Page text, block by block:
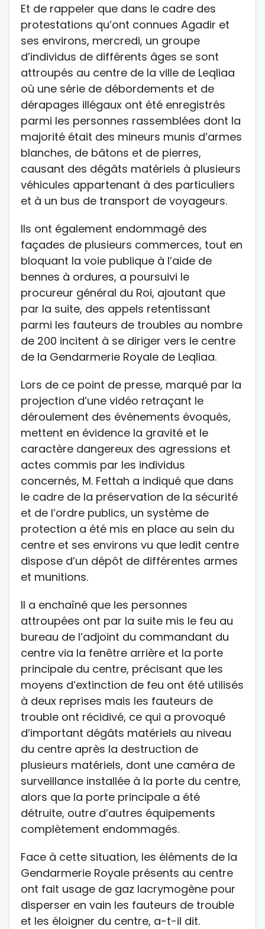
Et de rappeler que dans le cadre des
protestations qu’ont connues Agadir et
ses environs, mercredi, un groupe
d’individus de différents âges se sont
attroupés au centre de la ville de Leqliaa
où une série de débordements et de
dérapages illégaux ont été enregistrés
parmi les personnes rassemblées dont la
majorité était des mineurs munis d’armes
blanches, de bâtons et de pierres,
causant des dégâts matériels à plusieurs
véhicules appartenant à des particuliers
et à un bus de transport de voyageurs.
Ils ont également endommagé des
façades de plusieurs commerces, tout en
bloquant la voie publique à l’aide de
bennes à ordures, a poursuivi le
procureur général du Roi, ajoutant que
par la suite, des appels retentissant
parmi les fauteurs de troubles au nombre
de 200 incitent à se diriger vers le centre
de la Gendarmerie Royale de Leqliaa.
Lors de ce point de presse, marqué par la
projection d’une vidéo retraçant le
déroulement des événements évoqués,
mettent en évidence la gravité et le
caractère dangereux des agressions et
actes commis par les individus
concernés, M. Fettah a indiqué que dans
le cadre de la préservation de la sécurité
et de l’ordre publics, un système de
protection a été mis en place au sein du
centre et ses environs vu que ledit centre
dispose d’un dépôt de différentes armes
et munitions.
Il a enchaîné que les personnes
attroupées ont par la suite mis le feu au
bureau de l’adjoint du commandant du
centre via la fenêtre arrière et la porte
principale du centre, précisant que les
moyens d’extinction de feu ont été utilisés
à deux reprises mais les fauteurs de
trouble ont récidivé, ce qui a provoqué
d’important dégâts matériels au niveau
du centre après la destruction de
plusieurs matériels, dont une caméra de
surveillance installée à la porte du centre,
alors que la porte principale a été
détruite, outre d’autres équipements
complètement endommagés.
Face à cette situation, les éléments de la
Gendarmerie Royale présents au centre
ont fait usage de gaz lacrymogène pour
disperser en vain les fauteurs de trouble
et les éloigner du centre, a-t-il dit.